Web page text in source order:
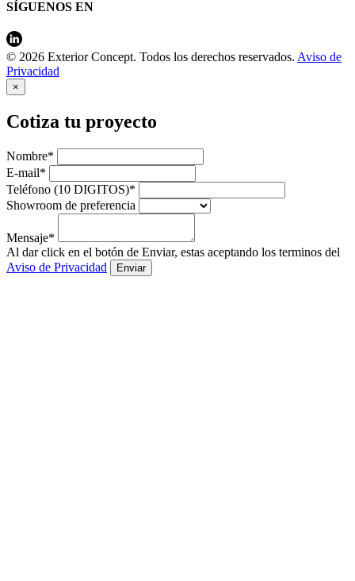
SÍGUENOS EN
© 2026 Exterior Concept. Todos los derechos reservados. Aviso de
Privacidad
×
Cotiza tu proyecto
Nombre*
E-mail*
Teléfono (10 DIGITOS)*
Showroom de preferencia
Mensaje*
Al dar click en el botón de Enviar, estas aceptando los terminos del
Aviso de Privacidad